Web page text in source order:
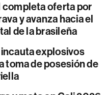
oferta por
y avanza hacia el
de la brasileña
explosivos
toma de posesión de